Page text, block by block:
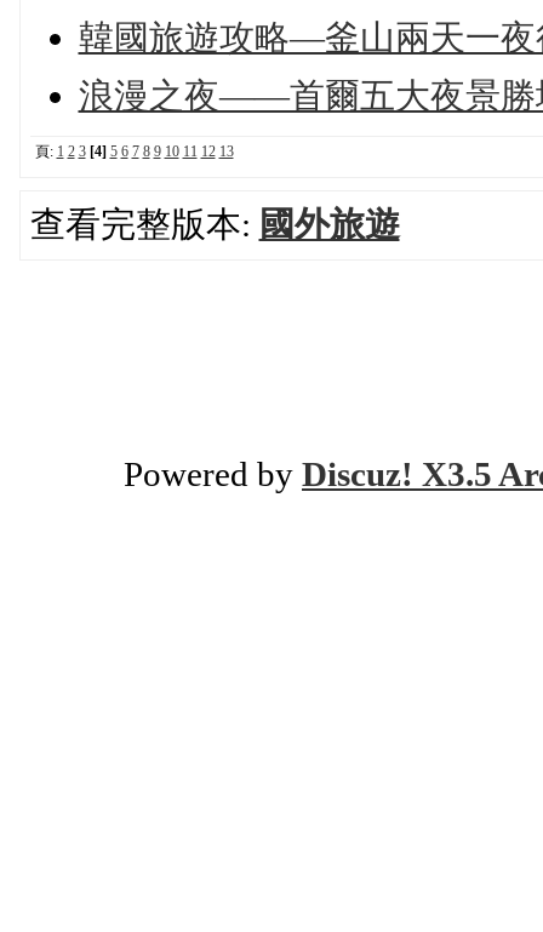
韓國旅遊攻略—釜山兩天一夜
浪漫之夜——首爾五大夜景勝
頁: 1 2 3 [4] 5 6 7 8 9 10 11 12 13
查看完整版本: 國外旅遊
Powered by Discuz! X3.5